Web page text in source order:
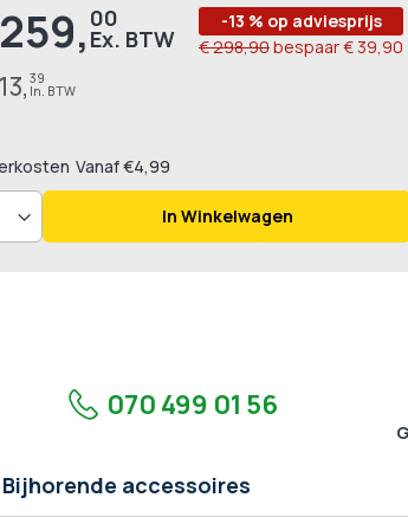
259, 00
39
-13 % op adviesprijs
€ 298,90bespaar€ 39,90
Vanaf €4,99
In Winkelwagen
070 499 01 56
Bijhorende accessoires